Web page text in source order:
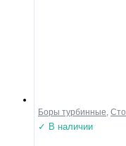
Боры турбинные
✓ В наличии